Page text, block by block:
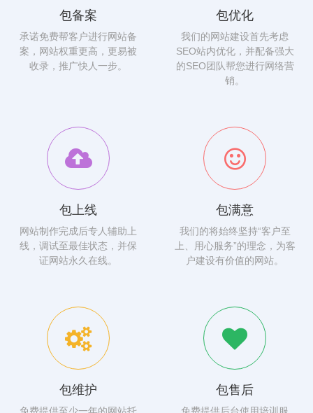
包备案
承诺免费帮客户进行网站备
案，网站权重更高，更易被
收录，推广快人一步。
包优化
我们的网站建设首先考虑
SEO站内优化，并配备强大
的SEO团队帮您进行网络营
销。
包上线
网站制作完成后专人辅助上
线，调试至最佳状态，并保
证网站永久在线。
包满意
我们的将始终坚持“客户至
上、用心服务”的理念，为客
户建设有价值的网站。
包维护 包售后